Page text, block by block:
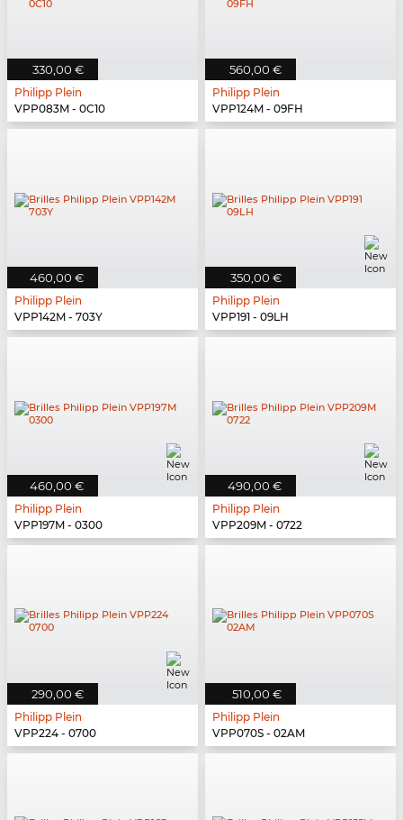
330,00 €
Philipp Plein
VPP083M - 0C10
560,00 €
Philipp Plein
VPP124M - 09FH
460,00 €
Philipp Plein
VPP142M - 703Y
350,00 €
Philipp Plein
VPP191 - 09LH
460,00 €
Philipp Plein
VPP197M - 0300
490,00 €
Philipp Plein
VPP209M - 0722
290,00 €
Philipp Plein
VPP224 - 0700
510,00 €
Philipp Plein
VPP070S - 02AM